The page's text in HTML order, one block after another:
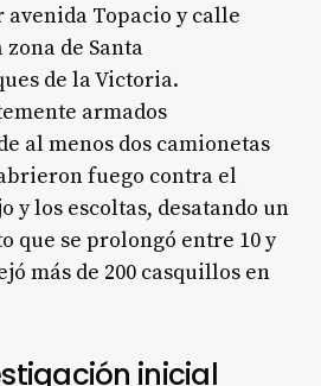
Topacio y calle
de Santa
de la Victoria.
armados
al menos dos camionetas
fuego contra el
y los escoltas, desatando un
que se prolongó entre 10 y
más de 200 casquillos en
inicial